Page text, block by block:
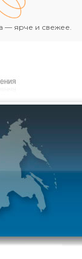
— ярче и свежее.